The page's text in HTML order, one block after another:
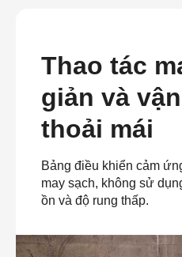
Thao tác
giản và
thoải mái
Bảng điều khiển cảm
may sạch, không sử
ồn và độ rung thấp.